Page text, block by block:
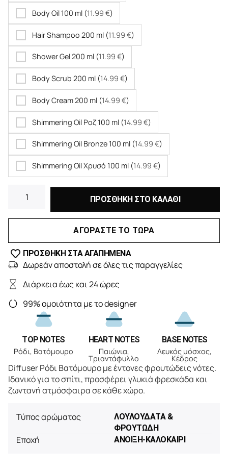
Body Oil 100 ml (11.99 €)
Hair Shampoo 200 ml (11.99 €)
Shower Gel 200 ml (11.99 €)
Body Scrub 200 ml (14.99 €)
Body Cream 200 ml (14.99 €)
Shimmering Oil Ροζ 100 ml (14.99 €)
Shimmering Oil Bronze 100 ml (14.99 €)
Shimmering Oil Χρυσό 100 ml (14.99 €)
ΠΡΟΣΘΗΚΗ ΣΤΟ ΚΑΛΑΘΙ
ΑΓΟΡΑΣΤΕ ΤΟ ΤΩΡΑ
ΠΡΟΣΘΗΚΗ ΣΤΑ ΑΓΑΠΗΜΕΝΑ
Δωρεάν αποστολή σε όλες τις παραγγελίες
Διάρκεια έως και 24 ώρες
99% ομοιότητα με το designer
TOP NOTES
Ρόδι, Βατόμουρο
HEART NOTES
Παιώνια,
Τριαντάφυλλο
BASE NOTES
Λευκός μόσχος,
Κέδρος
Diffuser Ρόδι Βατόμουρο με έντονες φρουτώδεις νότες.
Ιδανικό για το σπίτι, προσφέρει γλυκιά φρεσκάδα και
ζωντανή ατμόσφαιρα σε κάθε χώρο.
Τύπος αρώματος
ΛΟΥΛΟΥΔΑΤΑ &
ΦΡΟΥΤΩΔΗ
Εποχή ΑΝΟΙΞΗ-ΚΑΛΟΚΑΙΡΙ